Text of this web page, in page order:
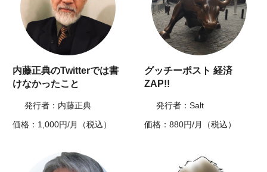
内藤正典のTwitterでは書
けなかったこと
発行者：内藤正典
価格：1,000円/月（税込）
グッチーポスト 経済
ZAP!!
発行者：Salt
価格：880円/月（税込）